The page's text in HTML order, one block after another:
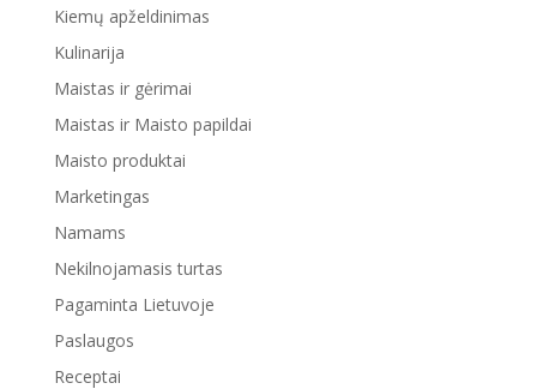
Kiemų apželdinimas
Kulinarija
Maistas ir gėrimai
Maistas ir Maisto papildai
Maisto produktai
Marketingas
Namams
Nekilnojamasis turtas
Pagaminta Lietuvoje
Paslaugos
Receptai